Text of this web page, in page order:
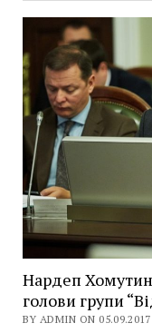
Нардеп
голови групи
BY ADMIN ON 05.09.2017